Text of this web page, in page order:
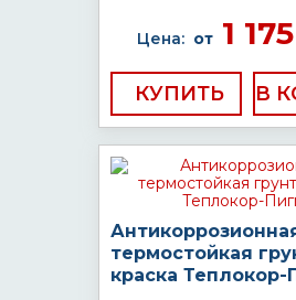
Цена: от1 175
КУПИТЬ
термостойкая
краска Теплокор-